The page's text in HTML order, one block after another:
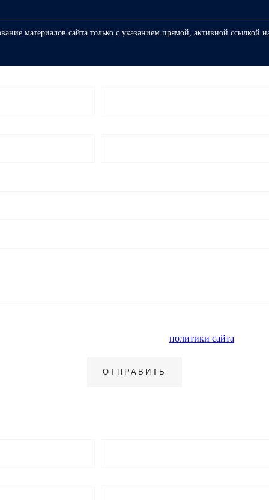
материалов сайта только с указанием прямой, активной ссылкой
политики сайта